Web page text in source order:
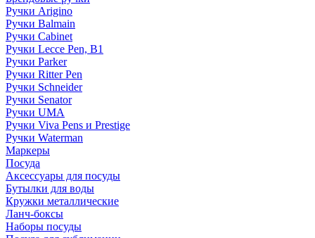
Ручки Arigino
Ручки Balmain
Ручки Cabinet
Ручки Lecce Pen, B1
Ручки Parker
Ручки Ritter Pen
Ручки Schneider
Ручки Senator
Ручки UMA
Ручки Viva Pens и Prestige
Ручки Waterman
Маркеры
Посуда
Аксессуары для посуды
Бутылки для воды
Кружки металлические
Ланч-боксы
Наборы посуды